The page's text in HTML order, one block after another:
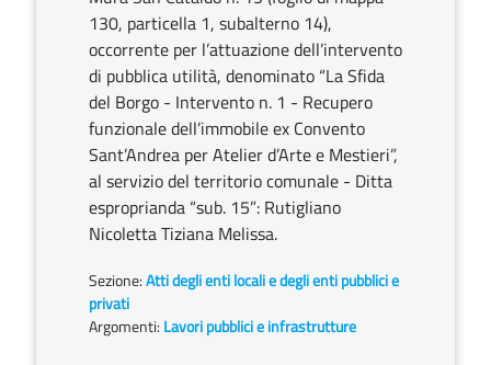
130, particella 1, subalterno 14),
occorrente per l’attuazione dell’intervento
di pubblica utilità, denominato “La Sfida
del Borgo - Intervento n. 1 - Recupero
funzionale dell’immobile ex Convento
Sant’Andrea per Atelier d’Arte e Mestieri”,
al servizio del territorio comunale - Ditta
esproprianda “sub. 15”: Rutigliano
Nicoletta Tiziana Melissa.
Sezione:Atti degli enti locali e degli enti pubblici e
privati
Argomenti: Lavori pubblici e infrastrutture